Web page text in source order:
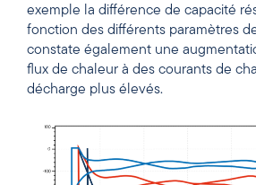
exemple la différence de capacité
fonction des différents paramètres
constate également une
flux de chaleur à des courants de
décharge plus élevés.